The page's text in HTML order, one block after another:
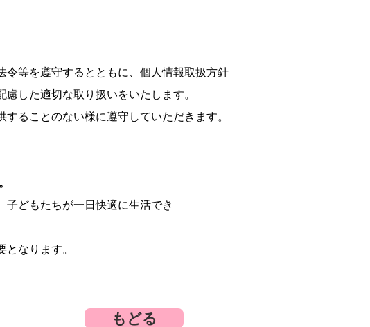
令等を遵守するとともに、個人情報取扱方針
慮した適切な取り扱いをいたします。
することのない様に遵守していただきます。
子どもたちが一日快適に生活でき
となります。
もどる